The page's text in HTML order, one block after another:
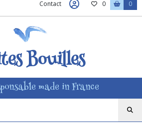
Contact 0 0
Bouilles
made in France